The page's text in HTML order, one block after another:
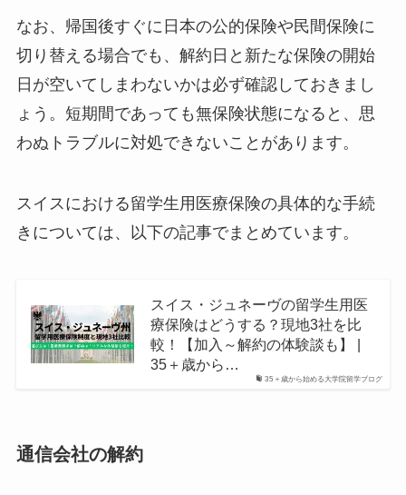
なお、帰国後すぐに日本の公的保険や民間保険に
切り替える場合でも、解約日と新たな保険の開始
日が空いてしまわないかは必ず確認しておきまし
ょう。短期間であっても無保険状態になると、思
わぬトラブルに対処できないことがあります。
スイスにおける留学生用医療保険の具体的な手続
きについては、以下の記事でまとめています。
35＋歳から始める大学院留学ブログ
スイス・ジュネーヴの留学生用医
療保険はどうする？現地3社を比
較！【加入～解約の体験談も】 |
35＋歳から…
通信会社の解約